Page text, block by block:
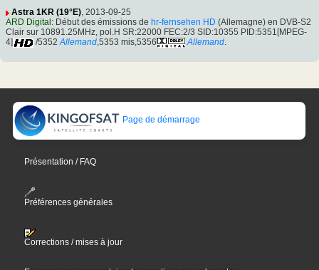
Astra 1KR (19°E), 2013-09-25
ARD Digital : Début des émissions de hr-fernsehen HD (Allemagne) en DVB-S2
Clair sur 10891.25MHz, pol.H SR:22000 FEC:2/3 SID:10355 PID:5351[MPEG-
4]
/5352 Allemand,5353 mis,5356 Allemand.
Page de démarrage
Présentation / FAQ
Préférences générales
Corrections / mises à jour